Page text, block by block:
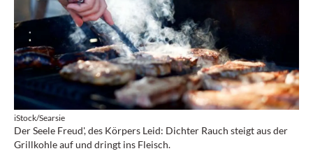
iStock/Searsie
Der Seele Freud', des Körpers Leid: Dichter Rauch steigt aus der
Grillkohle auf und dringt ins Fleisch.